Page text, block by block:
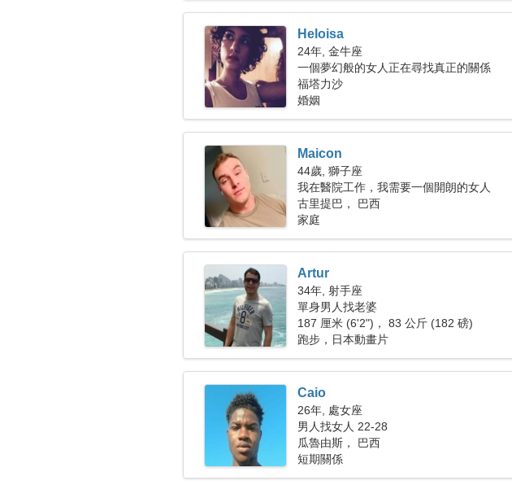
Heloisa
24年, 金牛座
一個夢幻般的女人正在尋找真正的關係
福塔力沙
婚姻
Maicon
44歲, 獅子座
我在醫院工作，我需要一個開朗的女人
古里提巴， 巴西
家庭
Artur
34年, 射手座
單身男人找老婆
187 厘米 (6'2")， 83 公斤 (182 磅)
跑步，日本動畫片
Caio
26年, 處女座
男人找女人 22-28
瓜魯由斯， 巴西
短期關係